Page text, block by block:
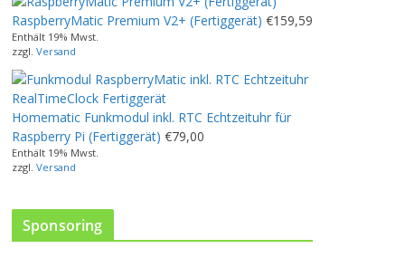
s
P
r
o
d
u
k
t
w
t
RaspberryMatic Premium V2+ (Fertiggerät) €159,59
Enthält 19% Mwst.
zzgl. Versand
Homematic Funkmodul inkl. RTC Echtzeituhr für
Raspberry Pi (Fertiggerät) €79,00
Enthält 19% Mwst.
zzgl. Versand
Sponsoring